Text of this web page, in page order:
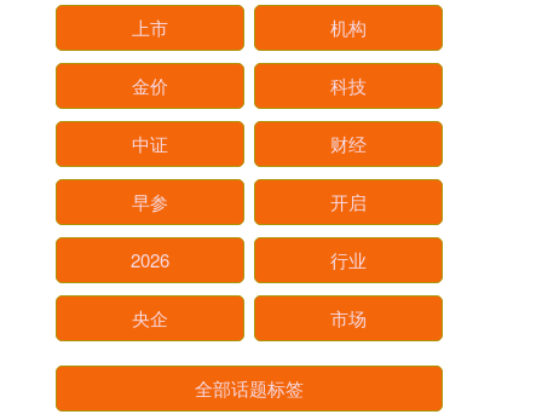
上市 机构
金价 科技
中证 财经
早参 开启
2026 行业
央企 市场
全部话题标签